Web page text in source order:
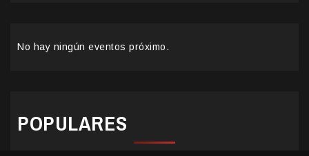
No hay ningún eventos próximo.
POPULARES